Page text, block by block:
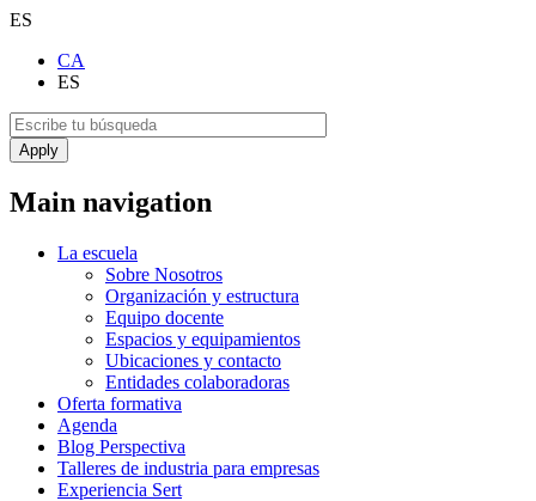
ES
CA
ES
Main navigation
La escuela
Sobre Nosotros
Organización y estructura
Equipo docente
Espacios y equipamientos
Ubicaciones y contacto
Entidades colaboradoras
Oferta formativa
Agenda
Blog Perspectiva
Talleres de industria para empresas
Experiencia Sert